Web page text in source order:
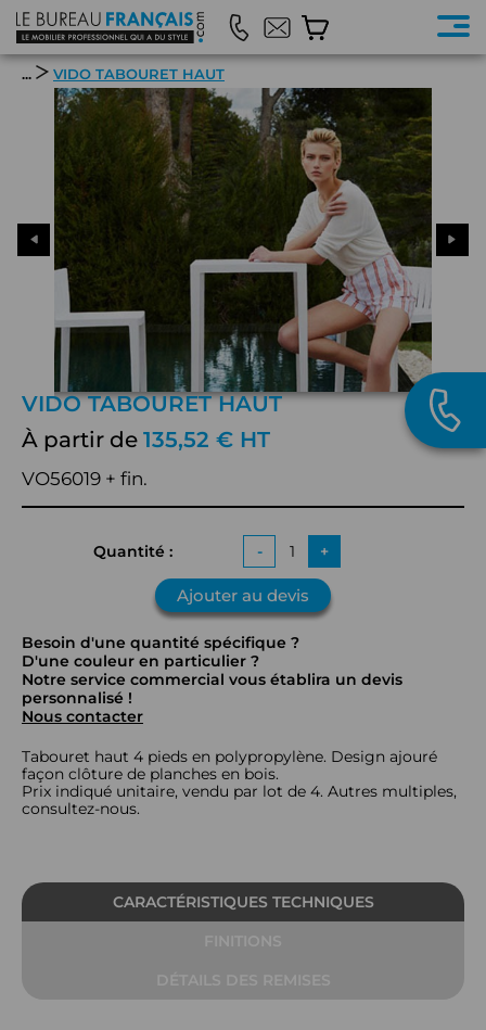
... VIDO TABOURET HAUT
VIDO TABOURET HAUT
À partir de 135,52 € HT
VO56019 + fin.
Quantité : - +
Ajouter au devis
Besoin d'une quantité spécifique ?
D'une couleur en particulier ?
Notre service commercial vous établira un devis
personnalisé !
Nous contacter
Tabouret haut 4 pieds en polypropylène. Design ajouré
façon clôture de planches en bois.
Prix indiqué unitaire, vendu par lot de 4. Autres multiples,
consultez-nous.
CARACTÉRISTIQUES TECHNIQUES